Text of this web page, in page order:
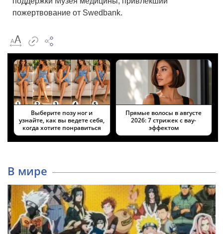
пожертвование от Swedbank.
Выберите позу ног и
узнайте, как вы ведете себя,
когда хотите понравиться
Прямые волосы в августе
2026: 7 стрижек с вау-
эффектом
В мире